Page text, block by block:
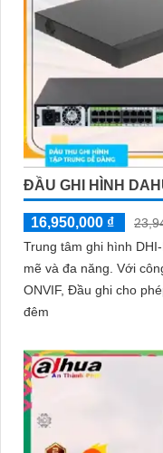
ĐẦU GHI HÌNH
16,950,000 ₫
Trung tâm ghi hình
mẽ và đa năng. Với công nghệ giám sát ban đêm 32 MP
ONVIF, Đầu ghi cho
đêm